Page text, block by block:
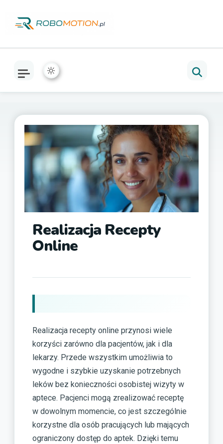
Realizacja Recepty
Online
Realizacja recepty online przynosi wiele
korzyści zarówno dla pacjentów, jak i dla
lekarzy. Przede wszystkim umożliwia to
wygodne i szybkie uzyskanie potrzebnych
leków bez konieczności osobistej wizyty w
aptece. Pacjenci mogą zrealizować receptę
w dowolnym momencie, co jest szczególnie
korzystne dla osób pracujących lub mających
ograniczony dostęp do aptek. Dzięki temu